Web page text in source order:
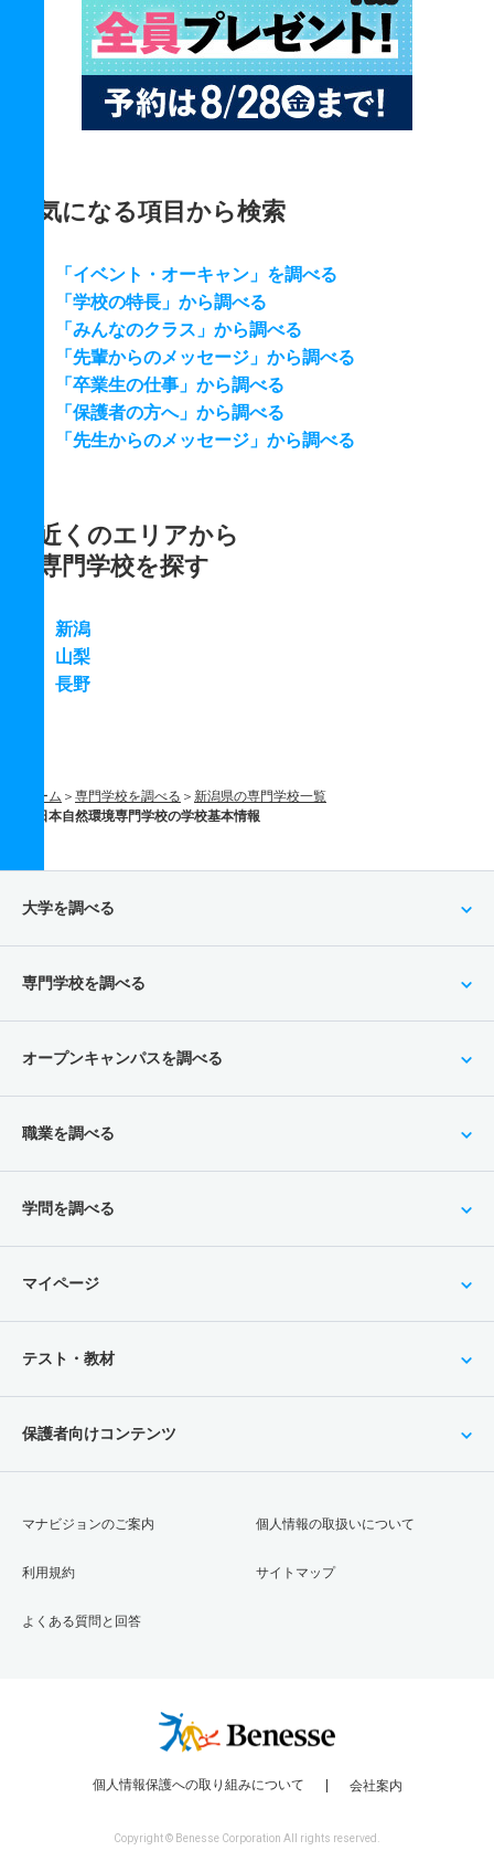
気になる項目から検索
「イベント・オーキャン」を調べる
「学校の特長」から調べる
「みんなのクラス」から調べる
「先輩からのメッセージ」から調べる
「卒業生の仕事」から調べる
「保護者の方へ」から調べる
「先生からのメッセージ」から調べる
近くのエリアから
専門学校を探す
新潟
山梨
長野
ホーム 専門学校を調べる
新潟県の専門学校一覧
日本自然環境専門学校の学校基本情報
大学を調べる
専門学校を調べる
オープンキャンパスを調べる
職業を調べる
学問を調べる
マイページ
テスト・教材
保護者向けコンテンツ
マナビジョンのご案内
利用規約
よくある質問と回答
個人情報の取扱いについて
サイトマップ
個人情報保護への取り組みについて 会社案内
Copyright © Benesse Corporation All rights reserved.